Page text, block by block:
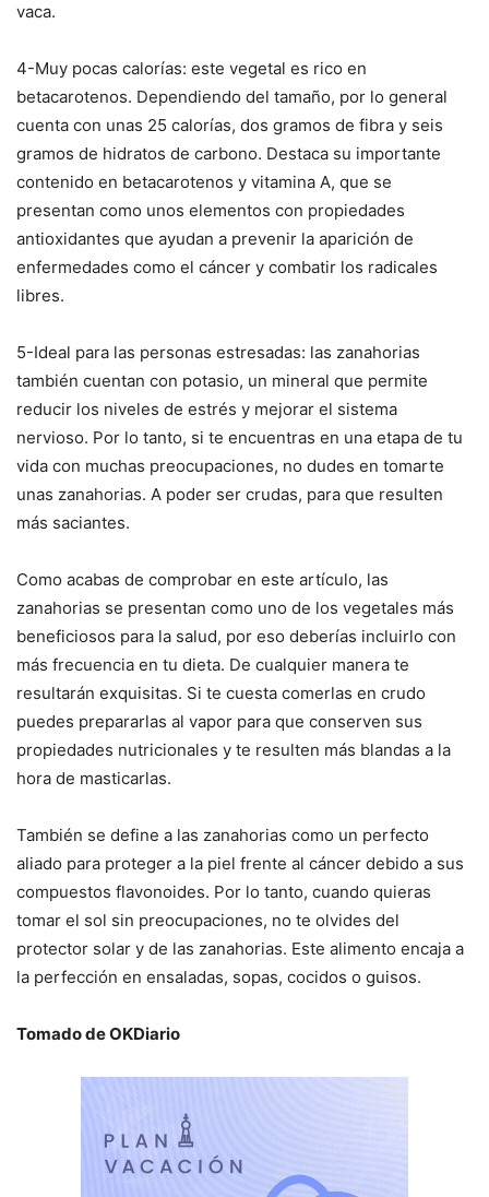
vaca.
4-Muy pocas calorías: este vegetal es rico en
betacarotenos. Dependiendo del tamaño, por lo general
cuenta con unas 25 calorías, dos gramos de fibra y seis
gramos de hidratos de carbono. Destaca su importante
contenido en betacarotenos y vitamina A, que se
presentan como unos elementos con propiedades
antioxidantes que ayudan a prevenir la aparición de
enfermedades como el cáncer y combatir los radicales
libres.
5-Ideal para las personas estresadas: las zanahorias
también cuentan con potasio, un mineral que permite
reducir los niveles de estrés y mejorar el sistema
nervioso. Por lo tanto, si te encuentras en una etapa de tu
vida con muchas preocupaciones, no dudes en tomarte
unas zanahorias. A poder ser crudas, para que resulten
más saciantes.
Como acabas de comprobar en este artículo, las
zanahorias se presentan como uno de los vegetales más
beneficiosos para la salud, por eso deberías incluirlo con
más frecuencia en tu dieta. De cualquier manera te
resultarán exquisitas. Si te cuesta comerlas en crudo
puedes prepararlas al vapor para que conserven sus
propiedades nutricionales y te resulten más blandas a la
hora de masticarlas.
También se define a las zanahorias como un perfecto
aliado para proteger a la piel frente al cáncer debido a sus
compuestos flavonoides. Por lo tanto, cuando quieras
tomar el sol sin preocupaciones, no te olvides del
protector solar y de las zanahorias. Este alimento encaja a
la perfección en ensaladas, sopas, cocidos o guisos.
Tomado de OKDiario